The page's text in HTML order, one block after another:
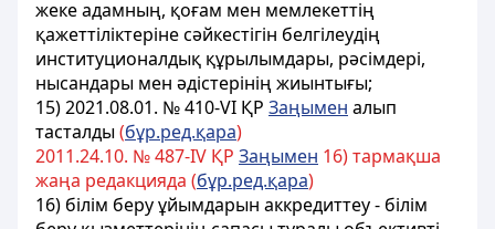
жеке адамның, қоғам мен мемлекеттің
қажеттіліктеріне сәйкестігін белгілеудің
институционалдық құрылымдары, рәсімдері,
нысандары мен әдістерінің жиынтығы;
15) 2021.08.01. № 410-VI ҚР Заңымен алып
тасталды(бұр.ред.қара)
2011.24.10. № 487-ІV ҚР Заңымен 16) тармақша
жаңа редакцияда (бұр.ред.қара)
16) білім беру ұйымдарын аккредиттеу - білім